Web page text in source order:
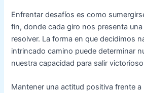
Enfrentar desafíos es como
fin, donde cada giro nos presenta
resolver. La forma en que decidimos
intrincado camino puede determinar
nuestra capacidad para salir
Mantener una actitud positiva frente